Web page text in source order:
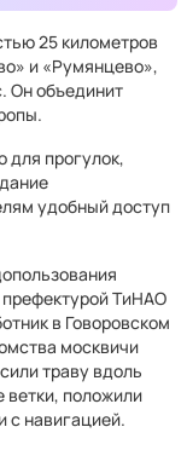
25 километров
и «Румянцево»,
Он объединит
для прогулок,
удобный доступ
ТиНАО
в Говоровском
москвичи
траву вдоль
положили
с навигацией.